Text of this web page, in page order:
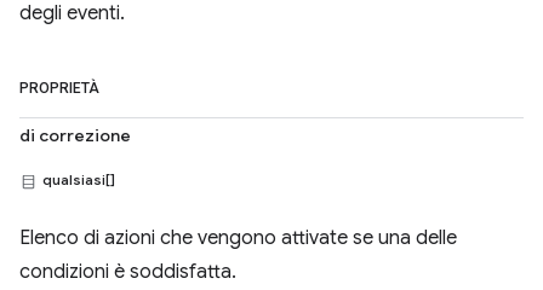
degli eventi.
PROPRIETÀ
di correzione
qualsiasi[]
Elenco di azioni che vengono attivate se una delle
condizioni è soddisfatta.